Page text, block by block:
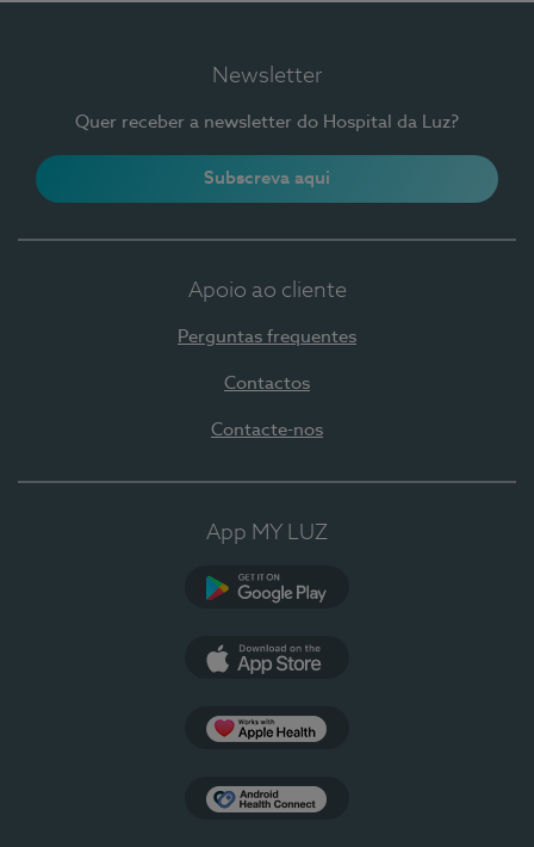
Newsletter
Quer receber a newsletter do Hospital da Luz?
Subscreva aqui
Apoio ao cliente
Perguntas frequentes
Contactos
Contacte-nos
App MY LUZ